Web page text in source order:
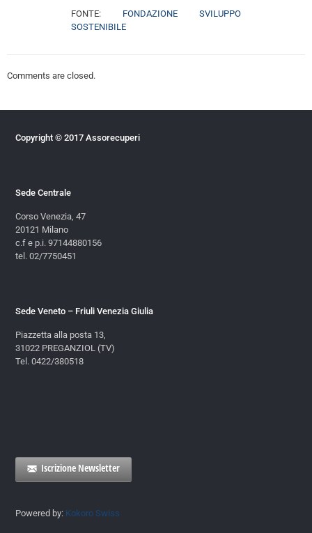
FONTE: FONDAZIONE SVILUPPO
SOSTENIBILE
Comments are closed.
Copyright © 2017 Assorecuperi
Sede Centrale
Corso Venezia, 47
20121 Milano
c.f e p.i. 97144880156
tel. 02/7750451
Sede Veneto – Friuli Venezia Giulia
Piazzetta alla posta 13,
31022 PREGANZIOL (TV)
Tel. 0422/380518
Iscrizione Newsletter
Powered by: Kokoro Swiss